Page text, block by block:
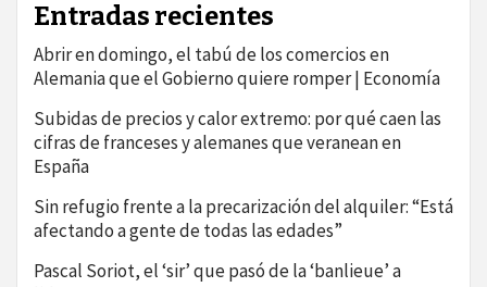
Entradas recientes
Abrir en domingo, el tabú de los comercios en
Alemania que el Gobierno quiere romper | Economía
Subidas de precios y calor extremo: por qué caen las
cifras de franceses y alemanes que veranean en
España
Sin refugio frente a la precarización del alquiler: “Está
afectando a gente de todas las edades”
Pascal Soriot, el ‘sir’ que pasó de la ‘banlieue’ a